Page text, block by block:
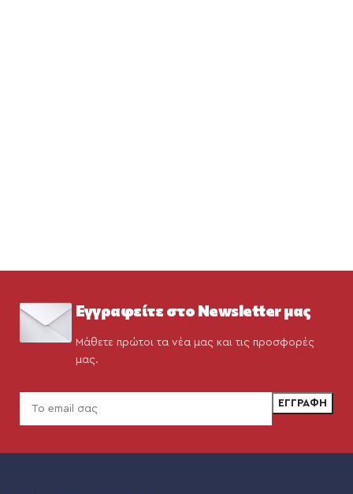
Εγγραφείτε στο Newsletter μας
Μάθετε πρώτοι τα νέα μας και τις προσφορές
μας.